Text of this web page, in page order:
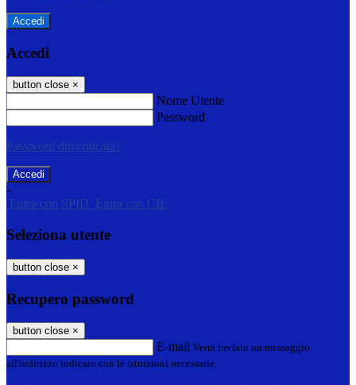
Accedi
Accedi
button close ×
Nome Utente
Password
Password dimenticata?
-
Entra con SPID
Entra con CIE
Seleziona utente
button close ×
Recupero password
button close ×
E-mail Verrà inviato un messaggio
all'indirizzo indicato con le istruzioni necessarie.